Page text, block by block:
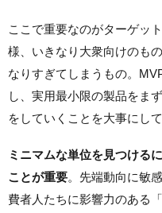
ここで重要なのがターゲッ
様、いきなり大衆向けのも
なりすぎてしまうもの。
し、実用最小限の製品をま
をしていくことを大事にして
ミニマムな単位を見つける
ことが重要。先端動向に敏
費者人たちに影響力のある